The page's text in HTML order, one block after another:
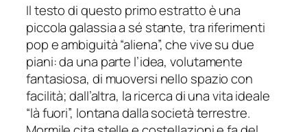
Il testo di questo primo estratto è una
piccola galassia a sé stante, tra riferimenti
pop e ambiguità “aliena”, che vive su due
piani: da una parte l’idea, volutamente
fantasiosa, di muoversi nello spazio con
facilità; dall’altra, la ricerca di una vita ideale
“là fuori”, lontana dalla società terrestre.